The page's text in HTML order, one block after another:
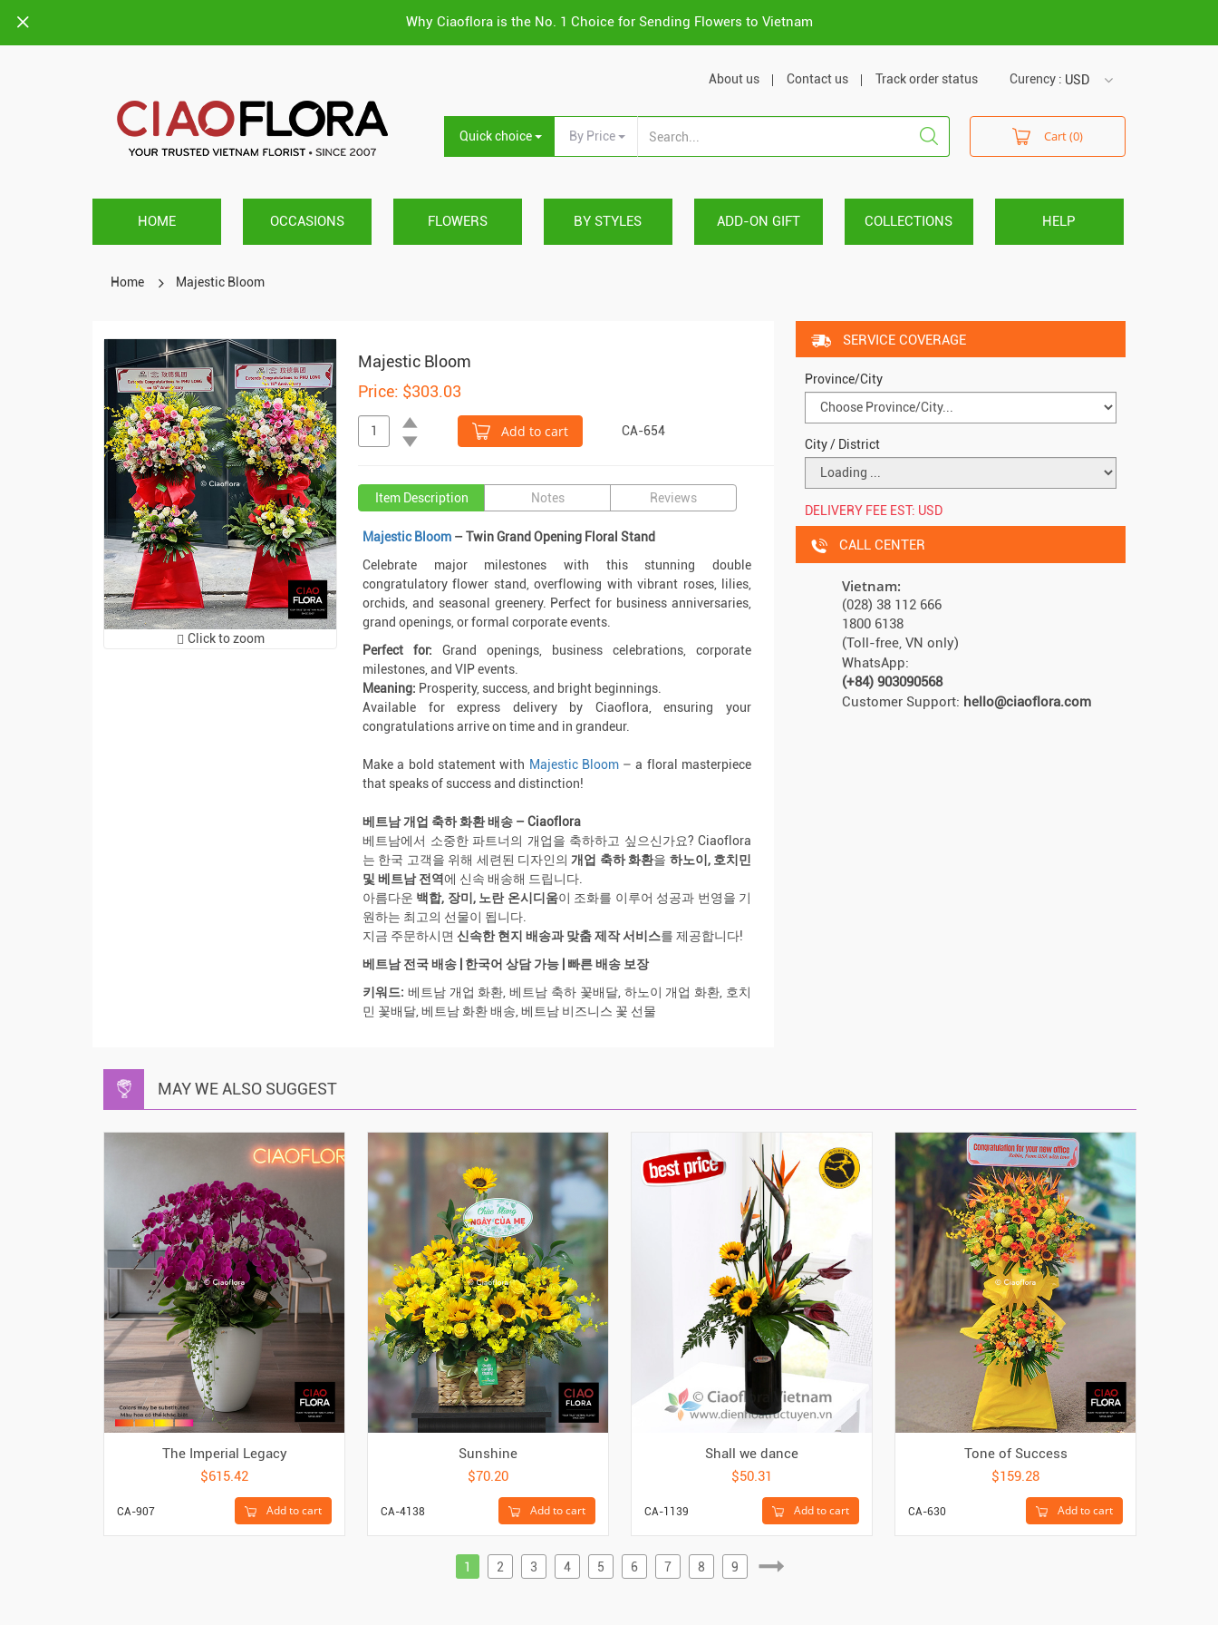
Why Ciaoflora is the No. 1 Choice for Sending Flowers to Vietnam
Curency : USD
VND
About us Contact us Track order status
Quick choice By Price Cart (0)
HOME OCCASIONS FLOWERS BY STYLES ADD-ON GIFT COLLECTIONS HELP
Home Majestic Bloom
Click to zoom
Majestic Bloom
Price: $303.03
Add to cart CA-654
Item Description Notes Reviews
Majestic Bloom – Twin Grand Opening Floral Stand
Celebrate major milestones with this stunning double
congratulatory flower stand, overflowing with vibrant roses, lilies,
orchids, and seasonal greenery. Perfect for business anniversaries,
grand openings, or formal corporate events.
Perfect for: Grand openings, business celebrations, corporate
milestones, and VIP events.
Meaning: Prosperity, success, and bright beginnings.
Available for express delivery by Ciaoflora, ensuring your
congratulations arrive on time and in grandeur.
Make a bold statement with Majestic Bloom– a floral masterpiece
that speaks of success and distinction!
베트남 개업 축하 화환 배송 – Ciaoflora
베트남에서 소중한 파트너의 개업을 축하하고 싶으신가요? Ciaoflora
는 한국 고객을 위해 세련된 디자인의개업 축하 화환을 하노이, 호치민
및 베트남 전역에 신속 배송해 드립니다.
아름다운 백합, 장미, 노란 온시디움이 조화를 이루어 성공과 번영을 기
원하는 최고의 선물이 됩니다.
지금 주문하시면 신속한 현지 배송과 맞춤 제작 서비스를 제공합니다!
베트남 전국 배송 | 한국어 상담 가능 | 빠른 배송 보장
키워드: 베트남 개업 화환, 베트남 축하 꽃배달, 하노이 개업 화환, 호치
민 꽃배달, 베트남 화환 배송, 베트남 비즈니스 꽃 선물
SERVICE COVERAGE
Province/City
City / District
DELIVERY FEE EST: USD
CALL CENTER
Vietnam:
(028) 38 112 666
1800 6138
(Toll-free, VN only)
WhatsApp:
(+84) 903090568
Customer Support: hello@ciaoflora.com
MAY WE ALSO SUGGEST
The Imperial Legacy
$615.42
Add to cart
CA-907
Sunshine
$70.20
Add to cart
CA-4138
Shall we dance
$50.31
Add to cart
CA-1139
Tone of Success
$159.28
Add to cart
CA-630
1 2 3 4 5 6 7 8 9